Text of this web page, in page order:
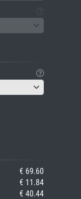
€ 69.60
€ 11.84
€ 40.44